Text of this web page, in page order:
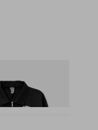
X Initial D Cotton